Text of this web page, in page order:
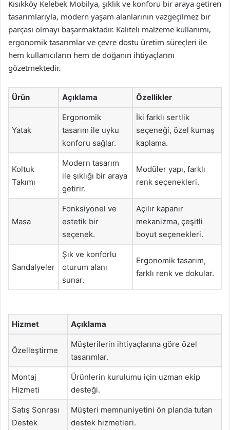
Kısıkköy Kelebek Mobilya, şıklık ve konforu bir araya getiren
tasarımlarıyla, modern yaşam alanlarının vazgeçilmez bir
parçası olmayı başarmaktadır. Kaliteli malzeme kullanımı,
ergonomik tasarımlar ve çevre dostu üretim süreçleri ile
hem kullanıcıların hem de doğanın ihtiyaçlarını
gözetmektedir.
Ürün Açıklama Özellikler
Yatak
Ergonomik
tasarım ile uyku
konforu sağlar.
İki farklı sertlik
seçeneği, özel kumaş
kaplama.
Koltuk
Takımı
Modern tasarım
ile şıklığı bir araya
getirir.
Modüler yapı, farklı
renk seçenekleri.
Masa
Fonksiyonel ve
estetik bir
seçenek.
Açılır kapanır
mekanizma, çeşitli
boyut seçenekleri.
Sandalyeler
Şık ve konforlu
oturum alanı
sunar.
Ergonomik tasarım,
farklı renk ve dokular.
Hizmet Açıklama
Özelleştirme
Müşterilerin ihtiyaçlarına göre özel
tasarımlar.
Montaj
Hizmeti
Ürünlerin kurulumu için uzman ekip
desteği.
Satış Sonrası
Destek
Müşteri memnuniyetini ön planda tutan
destek hizmetleri.